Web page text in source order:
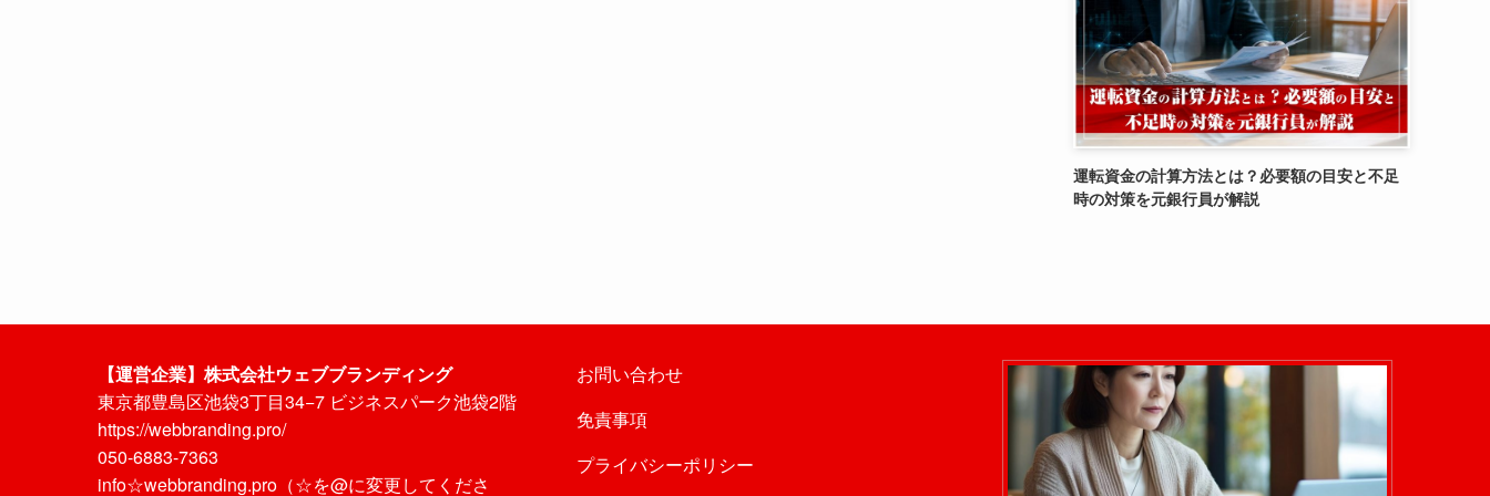
運転資金の計算方法とは？必要額の目安と不足
時の対策を元銀行員が解説
【運営企業】株式会社ウェブブランディング
東京都豊島区池袋3丁目34−7 ビジネスパーク池袋2階
https://webbranding.pro/
050-6883-7363
info☆webbranding.pro（☆を@に変更してくださ
お問い合わせ
免責事項
プライバシーポリシー